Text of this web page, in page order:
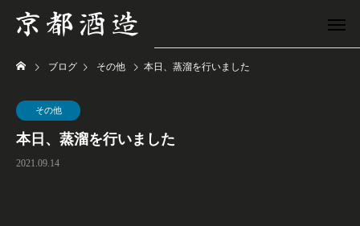
ブログ その他 本日、蒸溜を行いました
その他
本日、蒸溜を行いました
2021.09.14